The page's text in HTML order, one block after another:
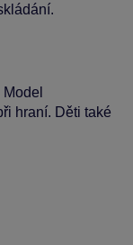
hraní. Děti také